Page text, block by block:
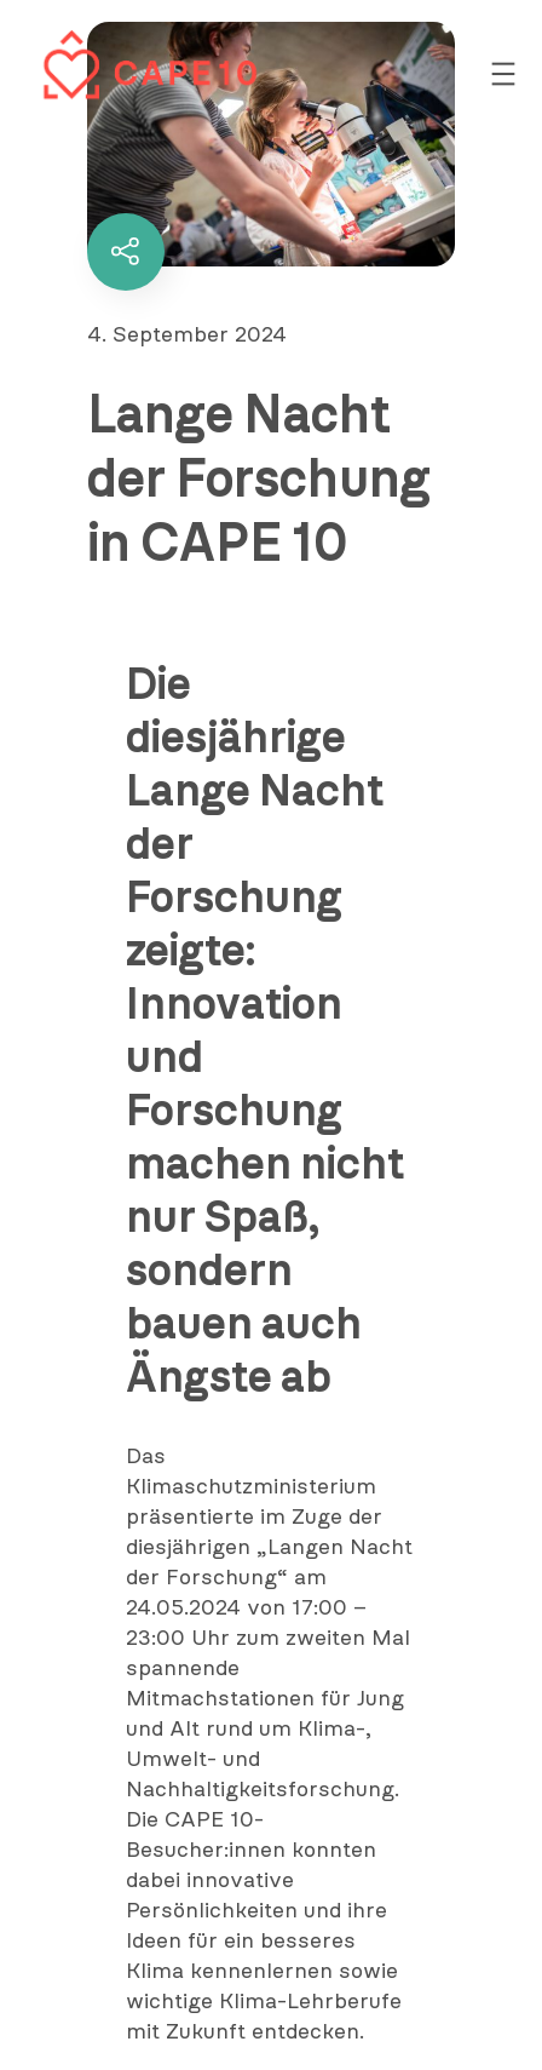
Inhalt
springen
Diesen
Inhalt
Veröffentlicht
4. September 2024
Lange Nacht
der Forschung
in CAPE 10
Die
diesjährige
Lange Nacht
der
Forschung
zeigte:
Innovation
und
Forschung
machen nicht
nur Spaß,
sondern
bauen auch
Ängste ab
Das
Klimaschutzministerium
präsentierte im Zuge der
diesjährigen „Langen Nacht
der Forschung“ am
24.05.2024 von 17:00 –
23:00 Uhr zum zweiten Mal
spannende
Mitmachstationen für Jung
und Alt rund um Klima-,
Umwelt- und
Nachhaltigkeitsforschung.
Die CAPE 10-
Besucher:innen konnten
dabei innovative
Persönlichkeiten und ihre
Ideen für ein besseres
Klima kennenlernen sowie
wichtige Klima-Lehrberufe
mit Zukunft entdecken.